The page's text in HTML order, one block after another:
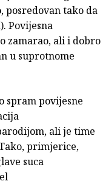
posredovan tako da
Povijesna
zamarao, ali i dobro
u suprotnome
spram povijesne
ali je time
primjerice,
suca